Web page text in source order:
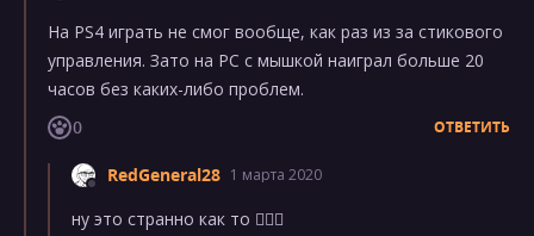
На PS4 играть не смог вообще, как раз из за стикового
управления. Зато на PC с мышкой наиграл больше 20
часов без каких-либо проблем.
0
ОТВЕТИТЬ
RedGeneral28 1 марта 2020
ну это странно как то 🤷🏻‍♂️